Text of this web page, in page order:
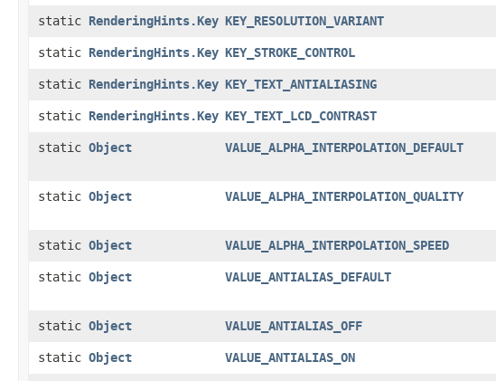
static RenderingHints.Key KEY_RESOLUTION_VARIANT
static RenderingHints.Key KEY_STROKE_CONTROL
static RenderingHints.Key KEY_TEXT_ANTIALIASING
static RenderingHints.Key KEY_TEXT_LCD_CONTRAST
static Object VALUE_ALPHA_INTERPOLATION_DEFAULT
static Object VALUE_ALPHA_INTERPOLATION_QUALITY
static Object VALUE_ALPHA_INTERPOLATION_SPEED
static Object VALUE_ANTIALIAS_DEFAULT
static Object VALUE_ANTIALIAS_OFF
static Object VALUE_ANTIALIAS_ON